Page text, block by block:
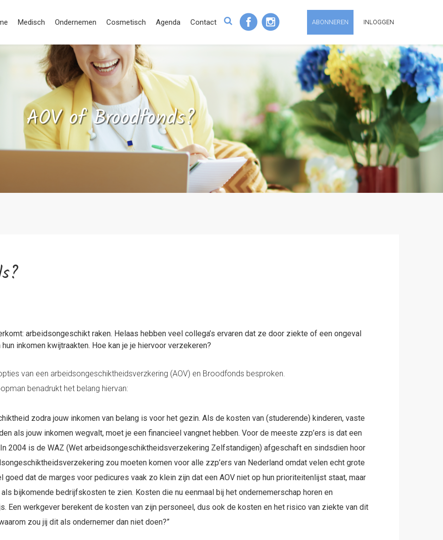
INLOGGEN
ABONNEREN
Medisch Ondernemen Cosmetisch Agenda Contact
AOV of Broodfonds?
arbeidsongeschikt raken. Helaas hebben veel collega’s ervaren dat ze door ziekte of een ongeval
inkomen kwijtraakten. Hoe kan je je hiervoor verzekeren?
van een arbeidsongeschiktheidsverzkering (AOV) en Broodfonds besproken.
benadrukt het belang hiervan:
zodra jouw inkomen van belang is voor het gezin. Als de kosten van (studerende) kinderen, vaste
als jouw inkomen wegvalt, moet je een financieel vangnet hebben. Voor de meeste zzp’ers is dat een
2004 is de WAZ (Wet arbeidsongeschiktheidsverzekering Zelfstandigen) afgeschaft en sindsdien hoor
zou moeten komen voor alle zzp’ers van Nederland omdat velen echt grote
goed dat de marges voor pedicures vaak zo klein zijn dat een AOV niet op hun prioriteitenlijst staat, maar
bijkomende bedrijfskosten te zien. Kosten die nu eenmaal bij het ondernemerschap horen en
Een werkgever berekent de kosten van zijn personeel, dus ook de kosten en het risico van ziekte van dit
zou jij dit als ondernemer dan niet doen?”